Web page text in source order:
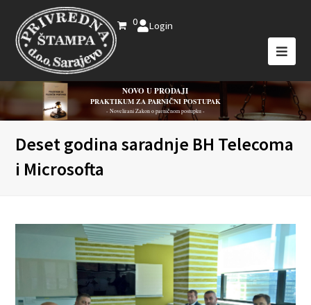
0 Login
NOVO U PRODAJI
PRAKTIKUM ZA PARNIČNI POSTUPAK
- Novelirani Zakon o parničnom postupku -
Deset godina saradnje BH Telecoma
i Microsofta